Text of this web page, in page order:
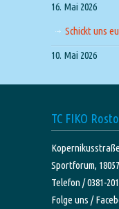
16. Mai 2026
Schickt uns
10. Mai 2026
TC FIKO
Sportforum,
Telefon / 0381-
Folge uns /